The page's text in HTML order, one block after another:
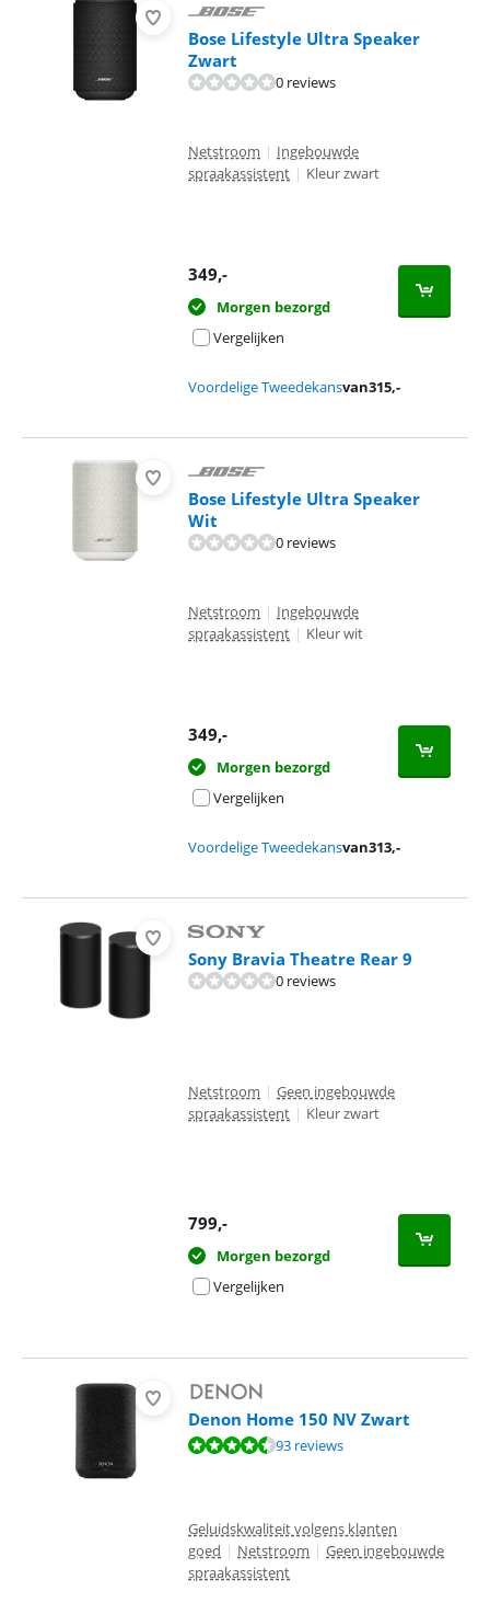
Bose Lifestyle Ultra Speaker
Zwart
0 reviews
Netstroom | Ingebouwde
spraakassistent | Kleur zwart
349,-
Morgen bezorgd
Vergelijken
Voordelige Tweedekansvan315,-
Bose Lifestyle Ultra Speaker
Wit
0 reviews
Netstroom | Ingebouwde
spraakassistent | Kleur wit
349,-
Morgen bezorgd
Vergelijken
Voordelige Tweedekansvan313,-
Sony Bravia Theatre Rear 9
0 reviews
Netstroom | Geen ingebouwde
spraakassistent | Kleur zwart
799,-
Morgen bezorgd
Vergelijken
Denon Home 150 NV Zwart
Beoordeling is 8,6 van de 10, gebaseerd op 93 reviews.
93 reviews
Geluidskwaliteit volgens klanten
goed | Netstroom | Geen ingebouwde
spraakassistent